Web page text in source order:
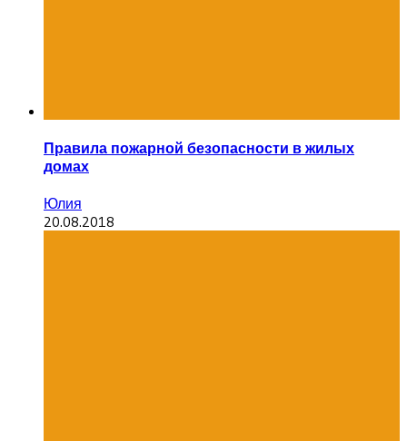
Правила пожарной безопасности в жилых
домах
Юлия
20.08.2018